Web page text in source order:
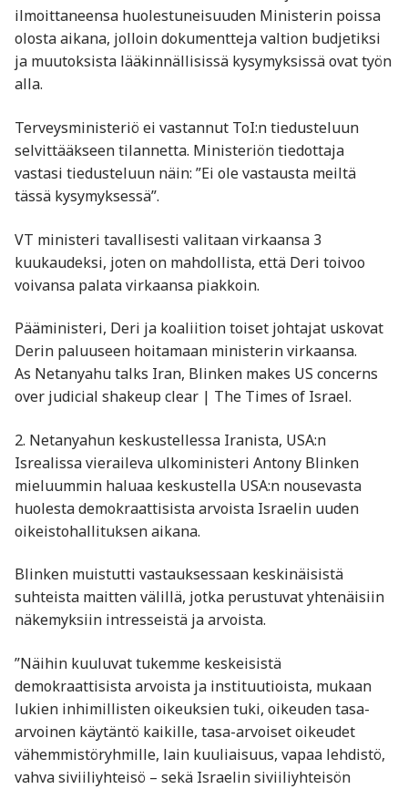
ilmoittaneensa huolestuneisuuden Ministerin poissa
olosta aikana, jolloin dokumentteja valtion budjetiksi
ja muutoksista lääkinnällisissä kysymyksissä ovat työn
alla.
Terveysministeriö ei vastannut ToI:n tiedusteluun
selvittääkseen tilannetta. Ministeriön tiedottaja
vastasi tiedusteluun näin: ”Ei ole vastausta meiltä
tässä kysymyksessä”.
VT ministeri tavallisesti valitaan virkaansa 3
kuukaudeksi, joten on mahdollista, että Deri toivoo
voivansa palata virkaansa piakkoin.
Pääministeri, Deri ja koaliition toiset johtajat uskovat
Derin paluuseen hoitamaan ministerin virkaansa.
As Netanyahu talks Iran, Blinken makes US concerns
over judicial shakeup clear | The Times of Israel.
2. Netanyahun keskustellessa Iranista, USA:n
Isrealissa vieraileva ulkoministeri Antony Blinken
mieluummin haluaa keskustella USA:n nousevasta
huolesta demokraattisista arvoista Israelin uuden
oikeistohallituksen aikana.
Blinken muistutti vastauksessaan keskinäisistä
suhteista maitten välillä, jotka perustuvat yhtenäisiin
näkemyksiin intresseistä ja arvoista.
”Näihin kuuluvat tukemme keskeisistä
demokraattisista arvoista ja instituutioista, mukaan
lukien inhimillisten oikeuksien tuki, oikeuden tasa-
arvoinen käytäntö kaikille, tasa-arvoiset oikeudet
vähemmistöryhmille, lain kuuliaisuus, vapaa lehdistö,
vahva siviiliyhteisö – sekä Israelin siviiliyhteisön